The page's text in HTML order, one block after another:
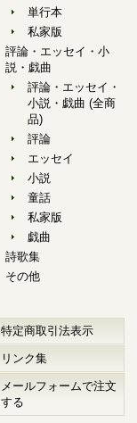
単行本
私家版
評論・エッセイ・小
説・戯曲
評論・エッセイ・
小説・戯曲 (全商
品)
評論
エッセイ
小説
童話
私家版
戯曲
詩歌集
その他
特定商取引法表示
リンク集
メールフォームで注文
する